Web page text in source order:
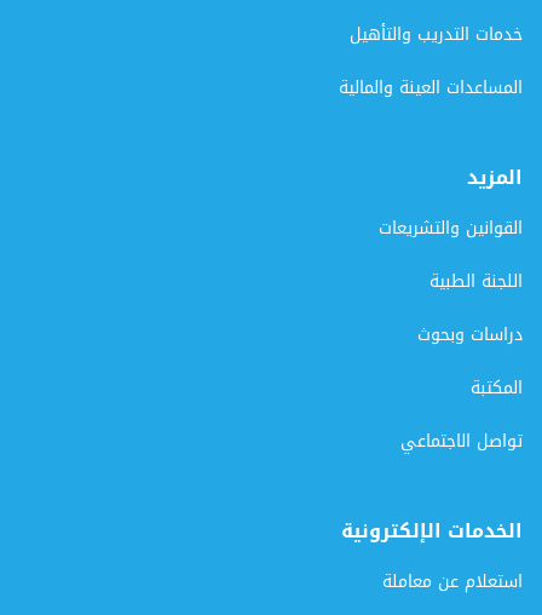
خدمات التدريب والتأهيل
المساعدات العينة والمالية
المزيد
القوانين والتشريعات
اللجنة الطبية
دراسات وبحوث
المكتبة
تواصل الاجتماعي
الخدمات الإلكترونية
استعلام عن معاملة